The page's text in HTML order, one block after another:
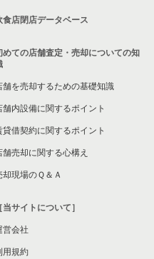
食店閉店データベース
めての店舗査定・売却についての知
舗を売却するための基礎知識
舗内設備に関するポイント
貸借契約に関するポイント
舗売却に関する心構え
却現場のＱ＆Ａ
［当サイトについて］
営会社
用規約